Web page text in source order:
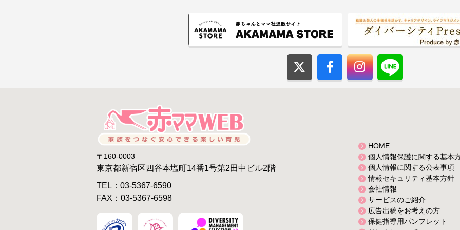
〒160-0003
東京都新宿区四谷本塩町14番1号第2田中ビル2階
TEL：03-5367-6590
FAX：03-5367-6598
HOME
個人情報保護に関する基本
個人情報に関する公表事項
情報セキュリティ基本方針
会社情報
サービスのご紹介
広告出稿をお考えの方
保健指導用パンフレット